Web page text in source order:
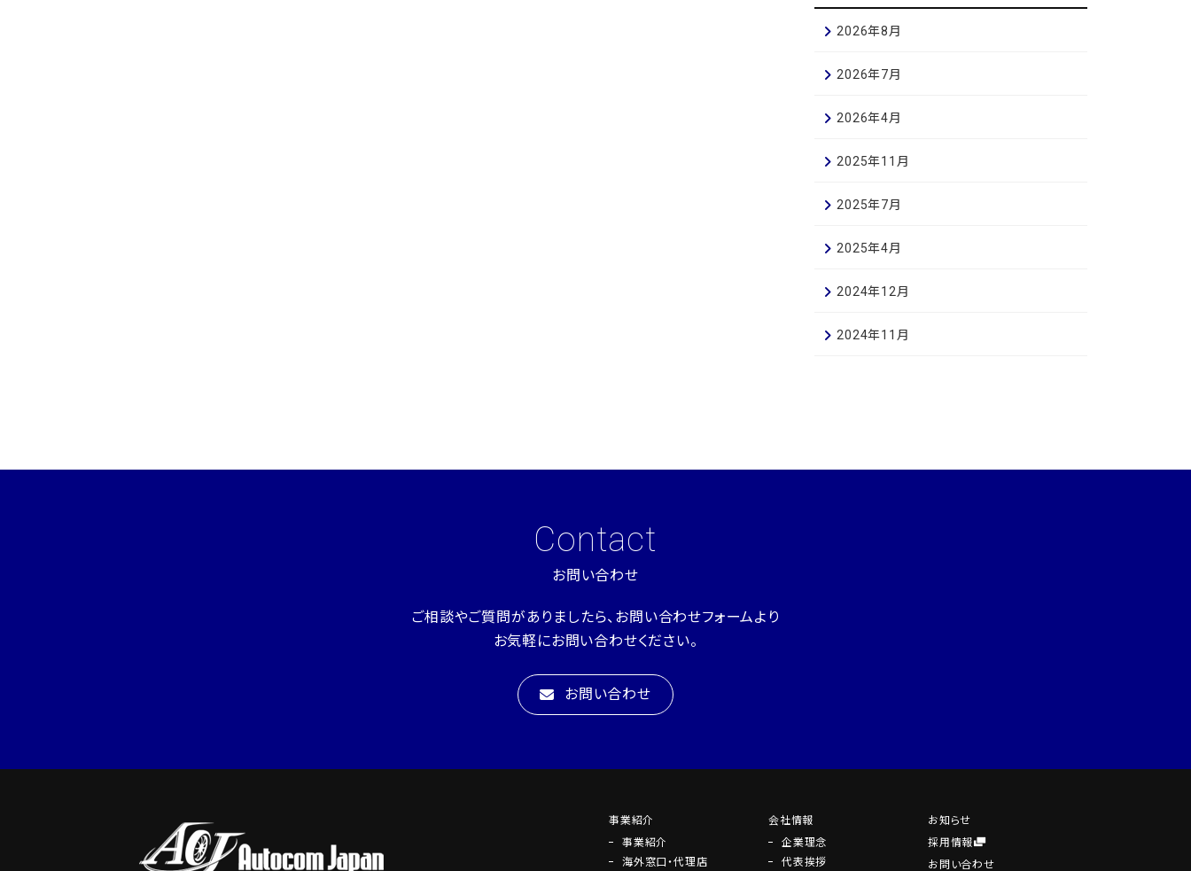
2026年8月
2026年7月
2026年4月
2025年11月
2025年7月
2025年4月
2024年12月
2024年11月
お問い合わせ
Contact
ご相談やご質問がありましたら、お問い合わせフォームより
お気軽にお問い合わせください。
お問い合わせ
事業紹介
事業紹介
海外窓口・代理店
会社情報
企業理念
代表挨拶
お知らせ
採用情報
お問い合わせ